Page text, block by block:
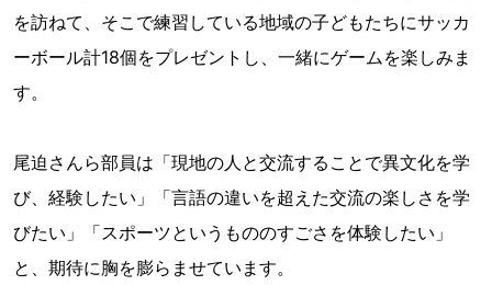
を訪ねて、そこで練習している地域の子どもたちにサッカ
ーボール計18個をプレゼントし、一緒にゲームを楽しみま
す。
尾迫さんら部員は「現地の人と交流することで異文化を学
び、経験したい」「言語の違いを超えた交流の楽しさを学
びたい」「スポーツというもののすごさを体験したい」
と、期待に胸を膨らませています。